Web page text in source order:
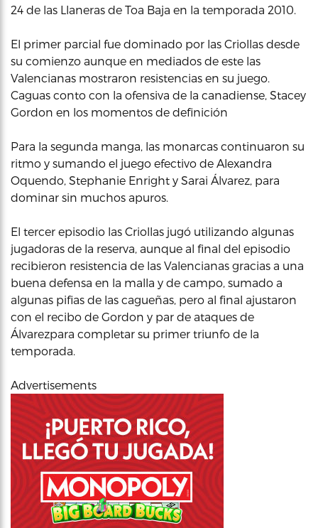
24 de las Llaneras de Toa Baja en la temporada 2010.
El primer parcial fue dominado por las Criollas desde
su comienzo aunque en mediados de este las
Valencianas mostraron resistencias en su juego.
Caguas conto con la ofensiva de la canadiense, Stacey
Gordon en los momentos de definición
Para la segunda manga, las monarcas continuaron su
ritmo y sumando el juego efectivo de Alexandra
Oquendo, Stephanie Enright y Sarai Álvarez, para
dominar sin muchos apuros.
El tercer episodio las Criollas jugó utilizando algunas
jugadoras de la reserva, aunque al final del episodio
recibieron resistencia de las Valencianas gracias a una
buena defensa en la malla y de campo, sumado a
algunas pifias de las cagueñas, pero al final ajustaron
con el recibo de Gordon y par de ataques de
Álvarezpara completar su primer triunfo de la
temporada.
Advertisements